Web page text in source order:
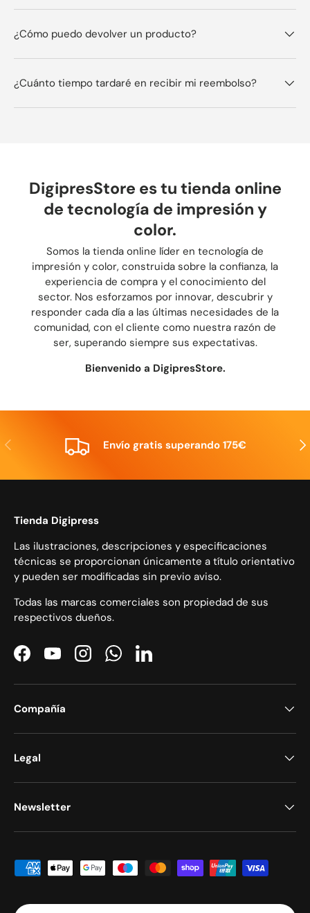
¿Cómo puedo devolver un producto?
¿Cuánto tiempo tardaré en recibir mi reembolso?
DigipresStore es tu tienda online
de tecnología de impresión y
color.
Somos la tienda online líder en tecnología de
impresión y color, construida sobre la confianza, la
experiencia de compra y el conocimiento del
sector. Nos esforzamos por innovar, descubrir y
responder cada día a las últimas necesidades de la
comunidad, con el cliente como nuestra razón de
ser, superando siempre sus expectativas.
Bienvenido a DigipresStore.
Anterior Envío gratis superando 175€
Tienda Digipress
Las ilustraciones, descripciones y especificaciones
técnicas se proporcionan únicamente a título orientativo
y pueden ser modificadas sin previo aviso.
Todas las marcas comerciales son propiedad de sus
respectivos dueños.
FacebookYouTubeInstagramWhatsAppLinkedIn
Compañía
Legal
Newsletter
Formas de pago aceptadas
País/Región